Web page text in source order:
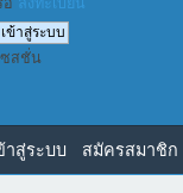
อ ลงทะเบียน
ซสชั่น
าสู่ระบบ สมัครสมาชิก